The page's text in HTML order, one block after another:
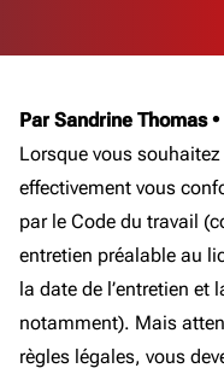
Par Sandrine Thomas•
Lorsque vous
effectivement vous
par le Code du travail
entretien préalable au
la date de l’entretien et
notamment). Mais
règles légales, vous